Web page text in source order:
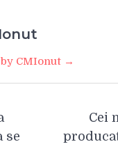
CMIonut →
se
Cei